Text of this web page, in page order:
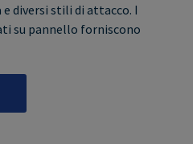
diversi stili di attacco. I
su pannello forniscono